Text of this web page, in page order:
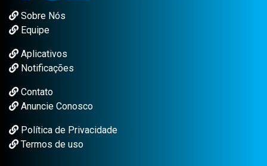
Sobre Nós
Equipe
Aplicativos
Notificações
Contato
Anuncie Conosco
Política de Privacidade
Termos de uso